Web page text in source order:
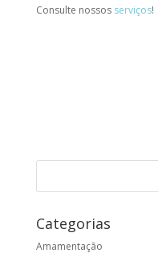
Consulte nossos serviços! ⠀
Categorias
Amamentação